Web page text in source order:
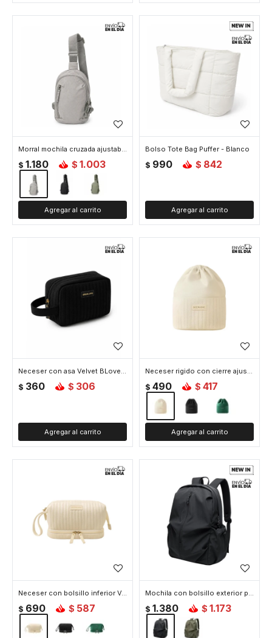
Morral mochila cruzada ajustable con bolsillos - Gris
$ 1.180 $ 1.003
Bolso Tote Bag Puffer - Blanco
$ 990 $ 842
Neceser con asa Velvet BLove - Negro
$ 360 $ 306
Neceser rigido con cierre ajustable Velvet BLove - Beige
$ 490 $ 417
Neceser con bolsillo inferior Velvet BLove - Beige
$ 690 $ 587
Mochila con bolsillo exterior para viaje - Negro
$ 1.380 $ 1.173